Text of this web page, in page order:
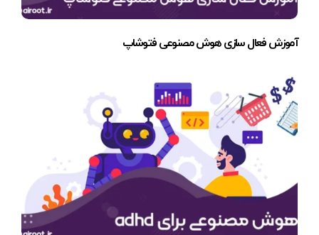
آموزش فعال سازی هوش مصنوعی فتوشاپ